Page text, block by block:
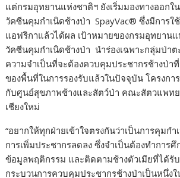
แต่กรมอุทยานแห่งชาติฯ ยังเริ่มมองทางออกใ
วัคซีนคุมกำเนิดช้างป่า SpayVac® ซึ่งมีการใ
แอฟริกาแล้วได้ผล เป้าหมายของกรมอุทยาน
วัคซีนคุมกำเนิดช้างป่า นำร่องเฉพาะกลุ่มป่าต
ความจำเป็นที่จะต้องควบคุมประชากรช้างป่า
ของพื้นที่ในการรองรับแล้วในปัจจุบัน โครงกา
กับศูนย์สุขภาพช้างและสัตว์ป่า คณะสัตวแพท
เชียงใหม่
“อยากให้ทุกฝ่ายเข้าใจตรงกันว่าเป็นการคุมกำ
การเพิ่มประชากรลดลง ซึ่งจำเป็นต้องทำการศึ
ข้อมูลพฤติกรรม และติดตามช้างตัวเมียที่ได้รั
กระบวนการควบคุมประชากรช้างป่าเป็นหนึ่ง